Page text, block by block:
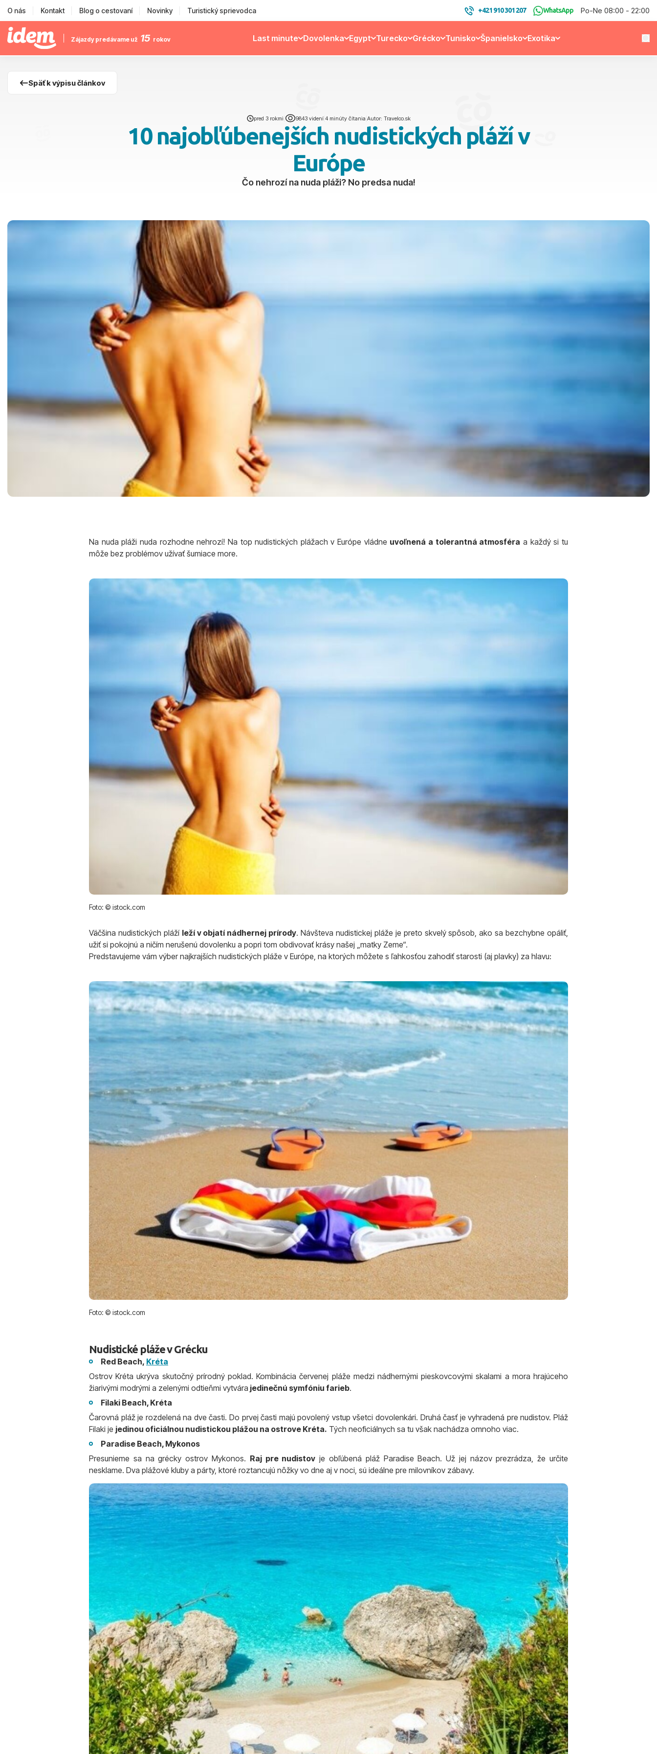
O nás Kontakt Blog o cestovaní Novinky Turistický sprievodca +421 910 301 207 WhatsApp Po-Ne 08:00 - 22:00
Zájazdy predávame už 15 rokov Last minute Dovolenka Egypt Turecko Grécko Tunisko Španielsko Exotika
Späť k výpisu článkov
pred 3 rokmi 9843 videní| 4 minúty čítania Autor: Travelco.sk
10 najobľúbenejších nudistických pláží v
Európe
Čo nehrozí na nuda pláži? No predsa nuda!
Na nuda pláži nuda rozhodne nehrozí! Na top nudistických plážach v Európe vládne uvoľnená a tolerantná atmosféra a každý si tu
môže bez problémov užívať šumiace more.
Foto: © istock.com
Väčšina nudistických pláží leží v objatí nádhernej prírody. Návšteva nudistickej pláže je preto skvelý spôsob, ako sa bezchybne opáliť,
užiť si pokojnú a ničím nerušenú dovolenku a popri tom obdivovať krásy našej „matky Zeme“.
Predstavujeme vám výber najkrajších nudistických pláže v Európe, na ktorých môžete s ľahkosťou zahodiť starosti (aj plavky) za hlavu:
Foto: © istock.com
Nudistické pláže v Grécku
Red Beach, Kréta
Ostrov Kréta ukrýva skutočný prírodný poklad. Kombinácia červenej pláže medzi nádhernými pieskovcovými skalami a mora hrajúceho
žiarivými modrými a zelenými odtieňmi vytvára jedinečnú symfóniu farieb.
Filaki Beach, Kréta
Čarovná pláž je rozdelená na dve časti. Do prvej časti majú povolený vstup všetci dovolenkári. Druhá časť je vyhradená pre nudistov. Pláž
Filaki je jedinou oficiálnou nudistickou plážou na ostrove Kréta. Tých neoficiálnych sa tu však nachádza omnoho viac.
Paradise Beach, Mykonos
Presunieme sa na grécky ostrov Mykonos. Raj pre nudistov je obľúbená pláž Paradise Beach. Už jej názov prezrádza, že určite
nesklame. Dva plážové kluby a párty, ktoré roztancujú nôžky vo dne aj v noci, sú ideálne pre milovníkov zábavy.